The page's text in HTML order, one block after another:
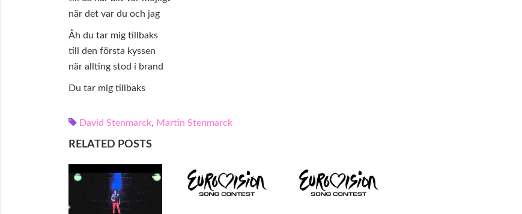
när det var du och jag
Åh du tar mig tillbaks
till den första kyssen
när allting stod i brand
Du tar mig tillbaks
David Stenmarck, Martin Stenmarck
RELATED POSTS